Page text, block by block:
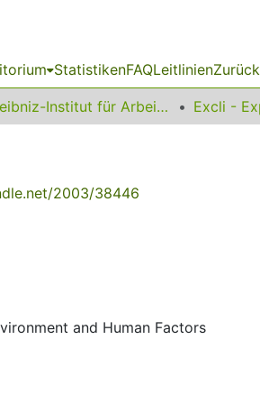
StatistikenFAQLeitlinien
Leibniz-Institut für Arbeitsforschung an der TU Dortmund
2003/38446
and Human Factors